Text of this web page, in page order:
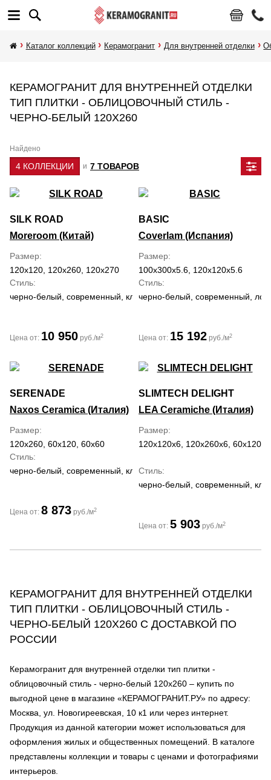
Каталог коллекций Керамогранит Для внутренней отделки
КЕРАМОГРАНИТ ДЛЯ ВНУТРЕННЕЙ ОТДЕЛКИ
ТИП ПЛИТКИ - ОБЛИЦОВОЧНЫЙ СТИЛЬ -
ЧЕРНО-БЕЛЫЙ 120Х260
Найдено
4 КОЛЛЕКЦИИ и 7 ТОВАРОВ
SILK ROAD
Moreroom (Китай)
Размер
120x120, 120x260, 120x270
Стиль
черно-белый, современный, классический
Цена от: 10 950 руб./м2
BASIC
Coverlam (Испания)
Размер
100x300x5.6, 120x120x5.6
Стиль
черно-белый, современный,
Цена от: 15 192 руб./м2
SERENADE
Naxos Ceramica (Италия)
Размер
120x260, 60x120, 60x60
Стиль
черно-белый, современный, классический,
Цена от: 8 873 руб./м2
SLIMTECH DELIGHT
LEA Ceramiche (Италия)
Размер
120x120x6, 120x260x6, 60x120x6
Стиль
черно-белый, современный,
Цена от: 5 903 руб./м2
КЕРАМОГРАНИТ ДЛЯ ВНУТРЕННЕЙ ОТДЕЛКИ
ТИП ПЛИТКИ - ОБЛИЦОВОЧНЫЙ СТИЛЬ -
ЧЕРНО-БЕЛЫЙ 120Х260 С ДОСТАВКОЙ ПО
РОССИИ
Керамогранит для внутренней отделки тип плитки -
облицовочный стиль - черно-белый 120х260 – купить по
выгодной цене в магазине «КЕРАМОГРАНИТ.РУ» по адресу:
Москва, ул. Новогиреевская, 10 к1 или через интернет.
Продукция из данной категории может использоваться для
оформления жилых и общественных помещений. В каталоге
представлены коллекции и товары с ценами и фотографиями
интерьеров.